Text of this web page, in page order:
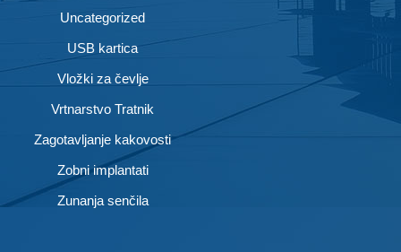
Uncategorized
USB kartica
Vložki za čevlje
Vrtnarstvo Tratnik
Zagotavljanje kakovosti
Zobni implantati
Zunanja senčila